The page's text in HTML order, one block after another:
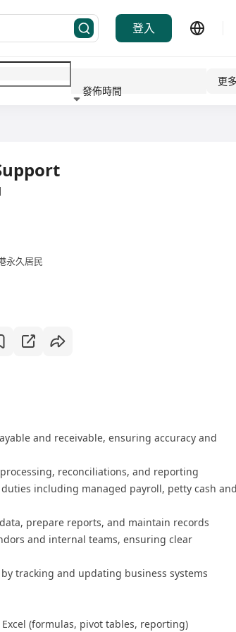
登入
發佈時間
更多
永久居民
and receivable, ensuring accuracy and
reconciliations, and reporting
including managed payroll, petty cash and
prepare reports, and maintain records
and internal teams, ensuring clear
tracking and updating business systems
(formulas, pivot tables, reporting)